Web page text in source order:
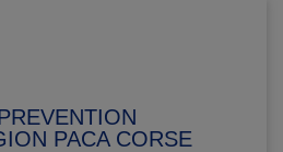
PACA CORSE